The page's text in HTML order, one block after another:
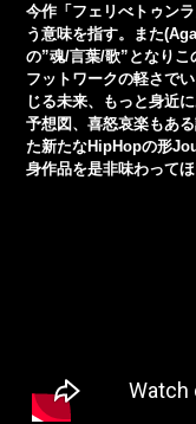
今作「フェリべトゥン
う意味を指す。また
の”魂/言葉/歌”となり
フットワークの軽さで
じる未来、もっと身近
予想図、喜怒哀楽もあ
た新たなHipHopの形
身作品を是非味わってほ